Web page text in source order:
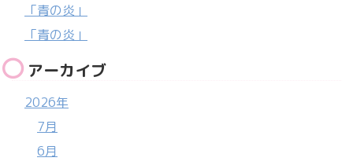
「青の炎」
「青の炎」
アーカイブ
2026年
7月
6月